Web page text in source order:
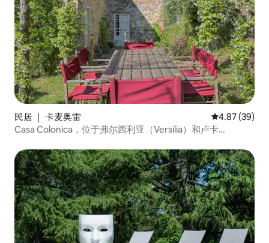
民居 ｜ 卡麦奥雷 平均评分
4.87 (39)
Casa Colonica，位于弗尔西利亚（Versilia）和卢卡